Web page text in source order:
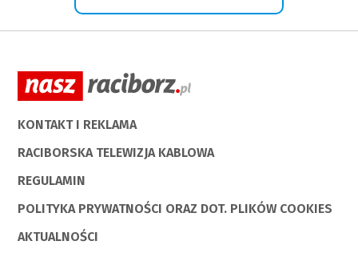
KONTAKT I REKLAMA
RACIBORSKA TELEWIZJA KABLOWA
REGULAMIN
POLITYKA PRYWATNOŚCI ORAZ DOT. PLIKÓW COOKIES
AKTUALNOŚCI